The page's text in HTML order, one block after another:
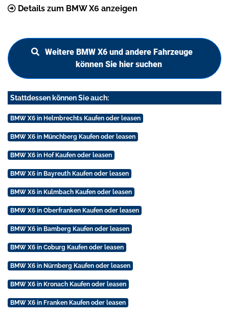
Details zum BMW X6 anzeigen
Weitere BMW X6 und andere Fahrzeuge
können Sie hier suchen
Stattdessen können Sie auch:
BMW X6 in Helmbrechts Kaufen oder leasen
BMW X6 in Münchberg Kaufen oder leasen
BMW X6 in Hof Kaufen oder leasen
BMW X6 in Bayreuth Kaufen oder leasen
BMW X6 in Kulmbach Kaufen oder leasen
BMW X6 in Oberfranken Kaufen oder leasen
BMW X6 in Bamberg Kaufen oder leasen
BMW X6 in Coburg Kaufen oder leasen
BMW X6 in Nürnberg Kaufen oder leasen
BMW X6 in Kronach Kaufen oder leasen
BMW X6 in Franken Kaufen oder leasen